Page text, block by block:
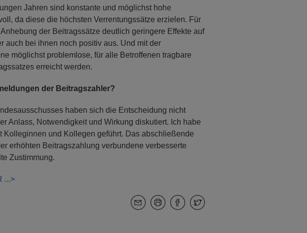
Jahren sind konstante und möglichst hohe
da diese die höchsten Verrentungssätze erzielen. Für
der Beitragssätze deutlich geringere Effekte auf
auch bei ihnen noch positiv aus. Und mit der
möglichst problemlose, für alle Betroffenen tragbare
erreicht werden.
der Beitragszahler?
haben sich die Entscheidung nicht
Anlass, Notwendigkeit und Wirkung diskutiert. Ich habe
Kolleginnen und Kollegen geführt. Das abschließende
erhöhten Beitragszahlung verbundene verbesserte
Zustimmung.